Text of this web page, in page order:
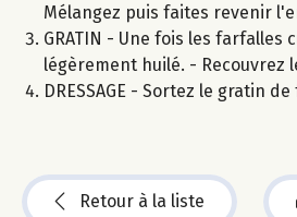
Mélangez puis faites revenir
GRATIN - Une fois les
légèrement huilé. - Recouvrez
DRESSAGE - Sortez le gratin
Retour à la liste